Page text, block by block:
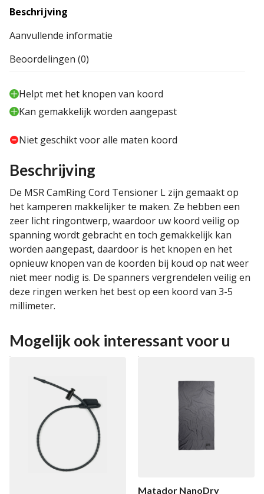
Beschrijving
Aanvullende informatie
Beoordelingen (0)
Helpt met het knopen van koord
Kan gemakkelijk worden aangepast
Niet geschikt voor alle maten koord
Beschrijving
De MSR CamRing Cord Tensioner L zijn gemaakt op
het kamperen makkelijker te maken. Ze hebben een
zeer licht ringontwerp, waardoor uw koord veilig op
spanning wordt gebracht en toch gemakkelijk kan
worden aangepast, daardoor is het knopen en het
opnieuw knopen van de koorden bij koud op nat weer
niet meer nodig is. De spanners vergrendelen veilig en
deze ringen werken het best op een koord van 3-5
millimeter.
Mogelijk ook interessant voor u
Matador NanoDry